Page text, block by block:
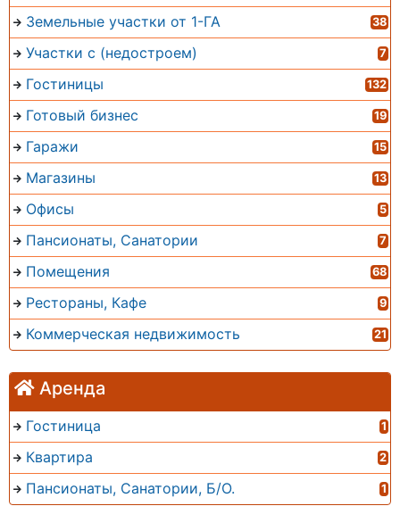
Земельные участки от 1-ГА 38
Участки с (недостроем) 7
Гостиницы 132
Готовый бизнес 19
Гаражи 15
Магазины 13
Офисы 5
Пансионаты, Санатории 7
Помещения 68
Рестораны, Кафе 9
Коммерческая недвижимость 21
Аренда
Гостиница 1
Квартира 2
Пансионаты, Санатории, Б/О. 1